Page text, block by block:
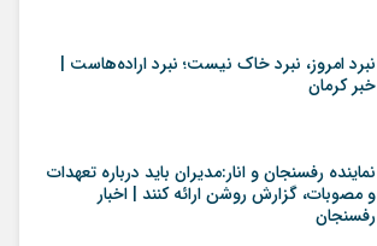
نبرد امروز، نبرد خاک نیست؛ نبرد اراده‌هاست |
خبر کرمان
نماینده رفسنجان و انار:مدیران باید درباره تعهدات
و مصوبات، گزارش روشن ارائه کنند | اخبار
رفسنجان